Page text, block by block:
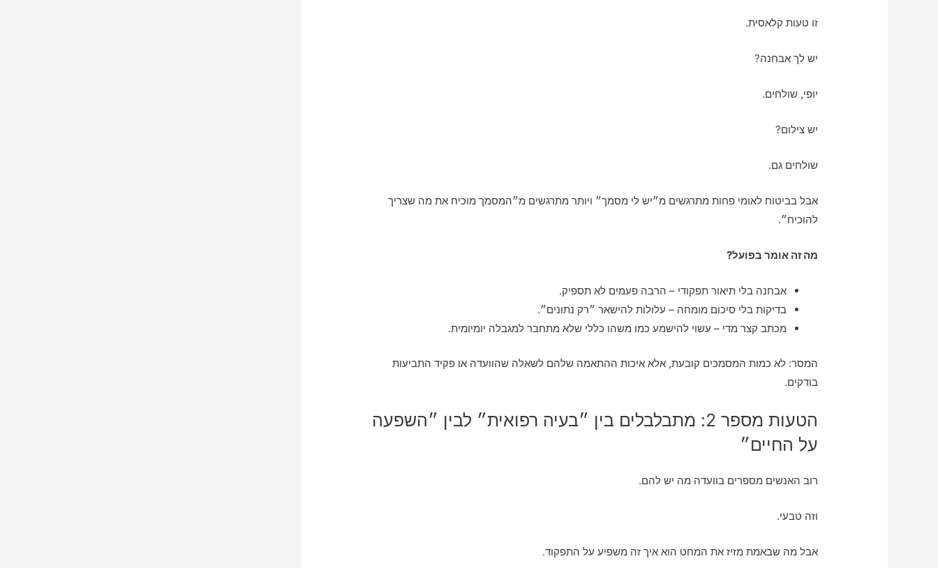
זו טעות קלאסית.
יש לך אבחנה?
יופי, שולחים.
יש צילום?
שולחים גם.
אבל בביטוח לאומי פחות מתרגשים מ״יש לי מסמך״ ויותר מתרגשים מ״המסמך מוכיח את מה שצריך
להוכיח״.
מה זה אומר בפועל?
אבחנה בלי תיאור תפקודי – הרבה פעמים לא תספיק.
בדיקות בלי סיכום מומחה – עלולות להישאר ״רק נתונים״.
מכתב קצר מדי – עשוי להישמע כמו משהו כללי שלא מתחבר למגבלה יומיומית.
המסר: לא כמות המסמכים קובעת, אלא איכות ההתאמה שלהם לשאלה שהוועדה או פקיד התביעות
בודקים.
הטעות מספר 2: מתבלבלים בין ״בעיה רפואית״ לבין ״השפעה
על החיים״
רוב האנשים מספרים בוועדה מה יש להם.
וזה טבעי.
אבל מה שבאמת מזיז את המחט הוא איך זה משפיע על התפקוד.